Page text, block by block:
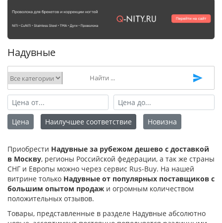
Надувные
Цена Наилучшее соответствие Новизна
Приобрести Надувные за рубежом дешево с доставкой
в Москву, регионы Российской федерации, а так же страны
СНГ и Европы можно через сервис Rus-Buy. На нашей
витрине только Надувные от популярных поставщиков с
большим опытом продаж и огромным количеством
положительных отзывов.
Товары, представленные в разделе Надувные абсолютно